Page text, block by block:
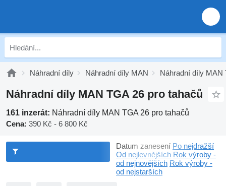
Náhradní díly Náhradní díly MAN Náhradní díly MAN
Náhradní díly MAN TGA 26 pro tahačů
161 inzerát: Náhradní díly MAN TGA 26 pro tahačů
Cena: 390 Kč - 6 800 Kč
Datum zanesení Po nejdražší
Od nejlevnějších Rok výroby -
od nejnovějších Rok výroby -
od nejstarších